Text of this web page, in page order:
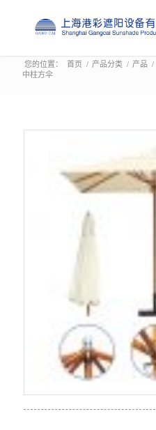
您的位置： 首页 / 产品分类 / 产品 /
中柱方伞